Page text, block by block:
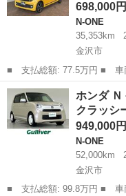
698,000円
N-ONE
35,353km
金沢市
■ 支払総額: 77.5万円 ■ 車両本体価格： 698,000 円 ■ メーカー
名： ホンダ ■ 車種名：
ムツアラー あんしんＰ
ナビＶＸＭ－...
石川 金沢市 N-ONE
ホンダ Ｎ
クラッ
949,000円
N-ONE
52,000km
金沢市
■ 支払総額: 99.8万円 ■ 車両本体価格： 949,000 円 ■ メーカー